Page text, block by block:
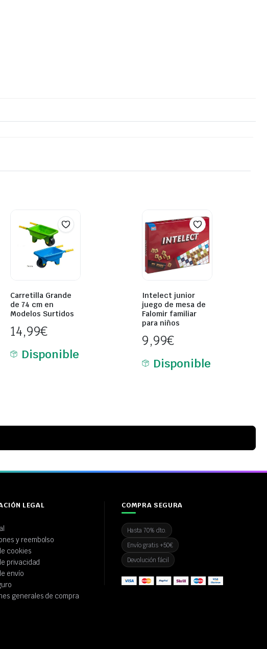
Carretilla Grande
de 74 cm en
Modelos Surtidos
14,99€
Disponible
Intelect junior
juego de mesa de
Falomir familiar
para niños
9,99€
Disponible
LEGAL
y reembolso
cookies
privacidad
envío
generales de compra
COMPRA SEGURA
Hasta 70% dto.
Envío gratis +50€
Devolución fácil